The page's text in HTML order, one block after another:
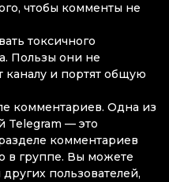
чтобы комменты не
токсичного
Пользы они не
каналу и портят общую
комментариев. Одна из
Telegram — это
комментариев
в группе. Вы можете
пользователей,